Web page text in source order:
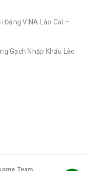
Đăng VINA Lào Cai –
Gạch Nhập Khẩu Lào
Team